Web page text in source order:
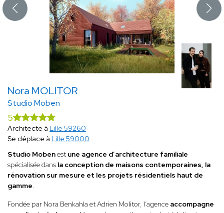
Nora MOLITOR
Studio Moben
5
Architecte à Lille 59260
Se déplace à Lille 59000
Studio Mobenest une agence d’architecture familiale
spécialisée dans la conception de maisons contemporaines, la
rénovation sur mesure et les projets résidentiels haut de
gamme.
Fondée par Nora Benkahla et Adrien Molitor, l’agence accompagne